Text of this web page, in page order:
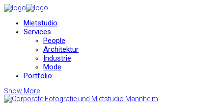
Mietstudio
Services
People
Architektur
Industrie
Mode
Portfolio
Show More